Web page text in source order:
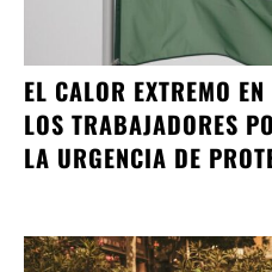
EL CALOR EXTREMO
LOS TRABAJADORES
LA URGENCIA DE